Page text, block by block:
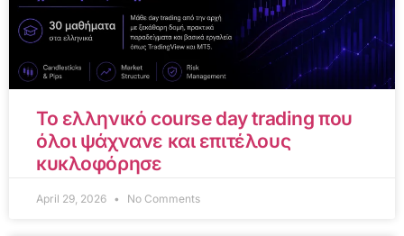
Το ελληνικό course day trading που
όλοι ψάχνανε και επιτέλους
κυκλοφόρησε
April 29, 2026 No Comments